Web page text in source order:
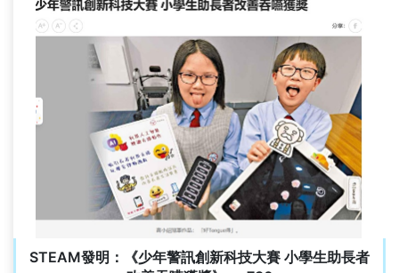
STEAM發明：《少年警訊創新科技大賽 小學生助長者